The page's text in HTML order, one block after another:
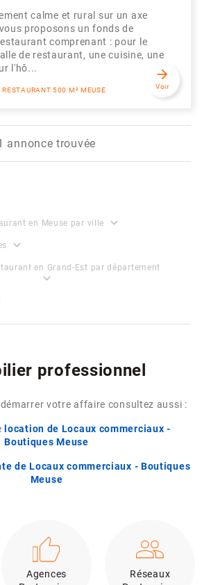
calme et rural sur un axe
proposons un fonds de
comprenant : pour le
de restaurant, une cuisine, une
l'hô...
500 M² MEUSE
arrow_forward
Voir
annonce trouvée
en Meuse par ville expand_more
expand_more
en Grand-Est par département
expand_more
professionnel
votre affaire consultez aussi :
location de Locaux commerciaux -
Boutiques Meuse
de Locaux commerciaux - Boutiques
Meuse
Agences
Réseaux